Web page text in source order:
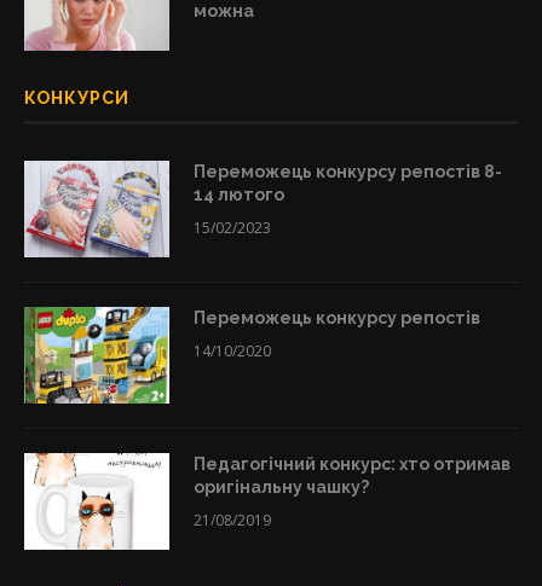
можна
КОНКУРСИ
Переможець конкурсу репостів 8-
14 лютого
15/02/2023
Переможець конкурсу репостів
14/10/2020
Педагогічний конкурс: хто отримав
оригінальну чашку?
21/08/2019